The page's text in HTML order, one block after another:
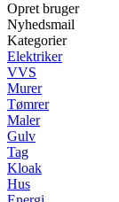
Opret bruger
Nyhedsmail
Kategorier
Elektriker
VVS
Murer
Tømrer
Maler
Gulv
Tag
Kloak
Hus